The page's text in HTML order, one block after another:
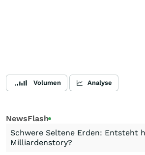
Volumen Analyse
NewsFlash
Schwere Seltene Erden: Entsteht
Milliardenstory?